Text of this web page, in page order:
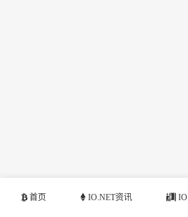
首页 IO.NET资讯